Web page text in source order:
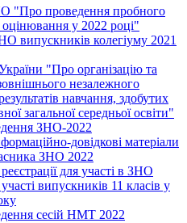
"Про проведення пробного
у 2022 році"
випускників колегіуму 2021
"Про організацію та
незалежного
навчання, здобутих
загальної середньої освіти"
ЗНО-2022
довідкові матеріали
ЗНО 2022
для участі в ЗНО
випускників 11 класів у
сесій НМТ 2022